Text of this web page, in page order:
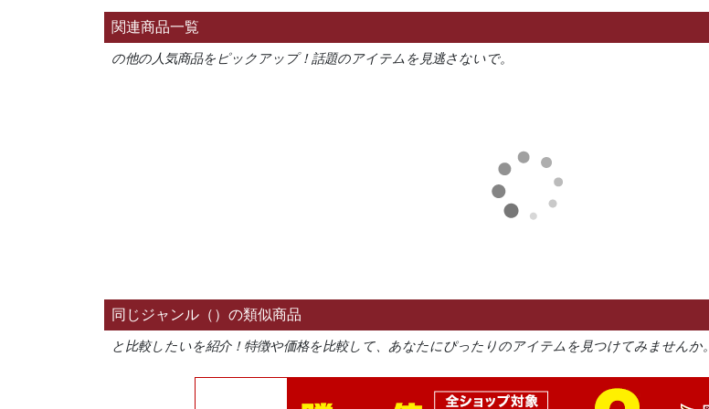
関連商品一覧
の他の人気商品をピックアップ！話題のアイテムを見逃さないで。
同じジャンル（）の類似商品
と比較したいを紹介！特徴や価格を比較して、あなたにぴったりのアイテムを見つけてみませんか。